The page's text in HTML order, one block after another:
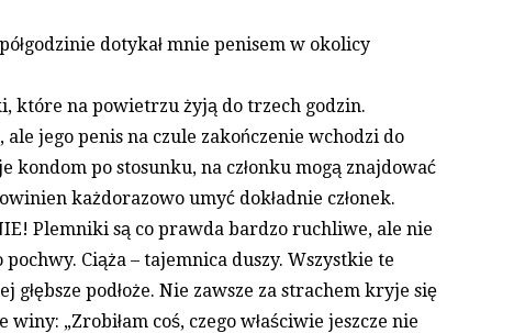
dotykał mnie penisem w okolicy
które na powietrzu żyją do trzech godzin.
jego penis na czule zakończenie wchodzi do
kondom po stosunku, na członku mogą znajdować
każdorazowo umyć dokładnie członek.
Plemniki są co prawda bardzo ruchliwe, ale nie
Ciąża – tajemnica duszy. Wszystkie te
podłoże. Nie zawsze za strachem kryje się
„Zrobiłam coś, czego właściwie jeszcze nie